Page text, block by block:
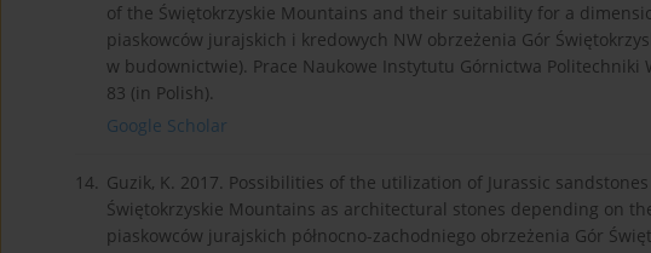
of the Świętokrzyskie Mountains and their suitability for a
piaskowców jurajskich i kredowych NW obrzeżenia Gór
w budownictwie). Prace Naukowe Instytutu Górnictwa Politechniki
83 (in Polish).
Google Scholar
14. Guzik, K. 2017. Possibilities of the utilization of Jurassic
Świętokrzyskie Mountains as architectural stones depending on
piaskowców jurajskich północno-zachodniego obrzeżenia Gór